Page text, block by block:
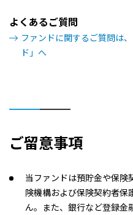
よくあるご質問
ファンドに関するご質問は
ド」へ
ご留意事項
当ファンドは預貯金や保険
険機構および保険契約者保
ん。また、銀行など登録金